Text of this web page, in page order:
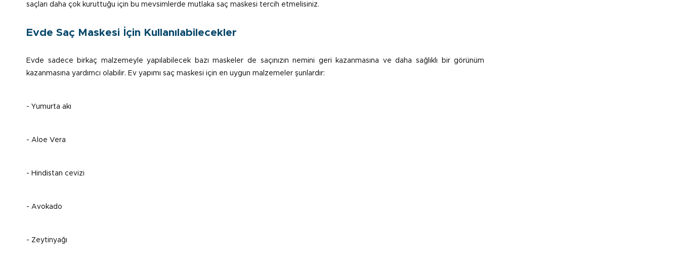
saçları daha çok kuruttuğu için bu mevsimlerde mutlaka saç maskesi tercih etmelisiniz.
Evde Saç Maskesi İçin Kullanılabilecekler
Evde sadece birkaç malzemeyle yapılabilecek bazı maskeler de saçınızın nemini geri kazanmasına ve daha sağlıklı bir görünüm
kazanmasına yardımcı olabilir. Ev yapımı saç maskesi için en uygun malzemeler şunlardır:
- Yumurta akı
- Aloe Vera
- Hindistan cevizi
- Avokado
- Zeytinyağı